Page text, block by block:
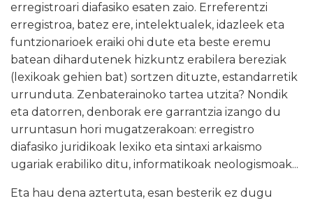
erregistroari diafasiko esaten zaio. Erreferentzi
erregistroa, batez ere, intelektualek, idazleek eta
funtzionarioek eraiki ohi dute eta beste eremu
batean dihardutenek hizkuntz erabilera bereziak
(lexikoak gehien bat) sortzen dituzte, estandarretik
urrunduta. Zenbaterainoko tartea utzita? Nondik
eta datorren, denborak ere garrantzia izango du
urruntasun hori mugatzerakoan: erregistro
diafasiko juridikoak lexiko eta sintaxi arkaismo
ugariak erabiliko ditu, informatikoak neologismoak...
Eta hau dena aztertuta, esan besterik ez dugu